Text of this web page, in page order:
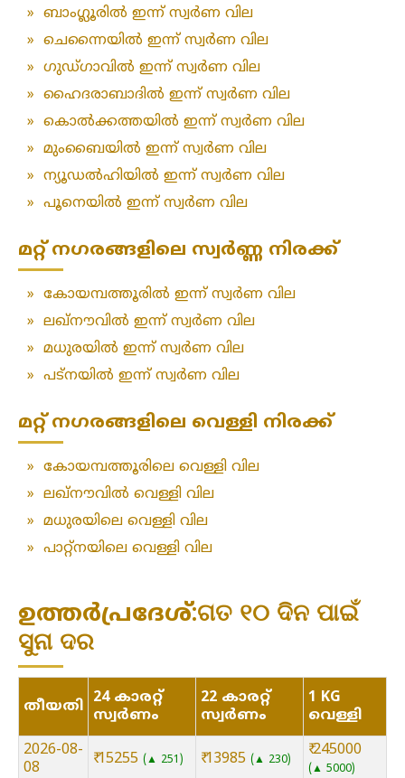
» ബാംഗ്ലൂരിൽ ഇന്ന് സ്വർണ വില
» ചെന്നൈയിൽ ഇന്ന് സ്വർണ വില
» ഗുഡ്ഗാവിൽ ഇന്ന് സ്വർണ വില
» ഹൈദരാബാദിൽ ഇന്ന് സ്വർണ വില
» കൊൽക്കത്തയിൽ ഇന്ന് സ്വർണ വില
» മുംബൈയിൽ ഇന്ന് സ്വർണ വില
» ന്യൂഡൽഹിയിൽ ഇന്ന് സ്വർണ വില
» പൂനെയിൽ ഇന്ന് സ്വർണ വില
മറ്റ് നഗരങ്ങളിലെ സ്വർണ്ണ നിരക്ക്
» കോയമ്പത്തൂരിൽ ഇന്ന് സ്വർണ വില
» ലഖ്‌നൗവിൽ ഇന്ന് സ്വർണ വില
» മധുരയിൽ ഇന്ന് സ്വർണ വില
» പട്‌നയിൽ ഇന്ന് സ്വർണ വില
മറ്റ് നഗരങ്ങളിലെ വെള്ളി നിരക്ക്
» കോയമ്പത്തൂരിലെ വെള്ളി വില
» ലഖ്‌നൗവിൽ വെള്ളി വില
» മധുരയിലെ വെള്ളി വില
» പാറ്റ്നയിലെ വെള്ളി വില
ഉത്തർപ്രദേശ്:ଗତ ୧୦ ଦିନ ପାଇଁ
ସୁନା ଦର
തീയതി 24 കാരറ്റ്
സ്വർണം
22 കാരറ്റ്
സ്വർണം
1 KG
വെള്ളി
2026-08-
08
₹ 15255 ▲ 251 ₹ 13985 ▲ 230
₹ 245000
▲ 5000